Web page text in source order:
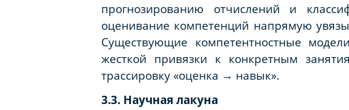
прогнозированию отчислений и
оценивание компетенций напрямую
Существующие компетентностные
жесткой привязки к конкретным
трассировку «оценка → навык».
3.3. Научная лакуна